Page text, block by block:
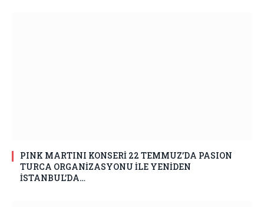
PINK MARTINI KONSERİ 22 TEMMUZ’DA PASION
TURCA ORGANİZASYONU İLE YENİDEN
İSTANBUL’DA…